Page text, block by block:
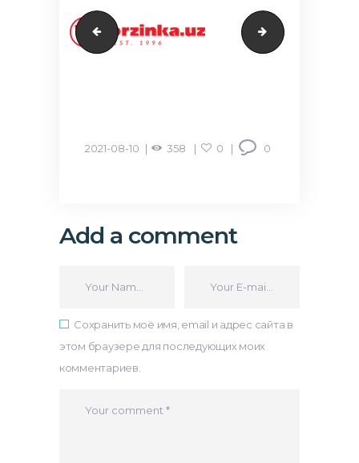
korzinka caree
2021-08-10 358 0 0
Add a comment
Сохранить моё имя, email и адрес сайта в
этом браузере для последующих моих
комментариев.